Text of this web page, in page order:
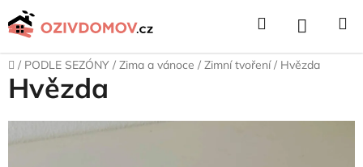
Přejít
na
Hledat NÁKUPNÍ
KOŠÍK
Domů
/ PODLE SEZÓNY / Zima a vánoce / Zimní tvoření / Hvězda
Hvězda